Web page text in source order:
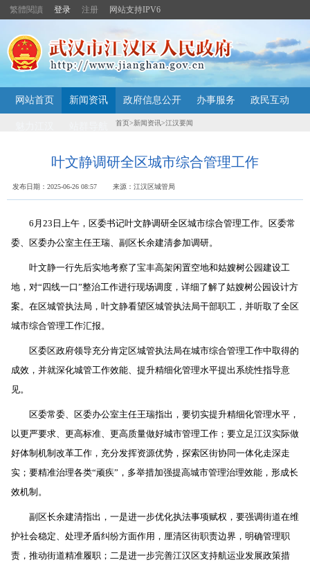
繁體閱讀 登录 注册 网站支持IPV6
网站首页 新闻资讯 政府信息公开 办事服务 政民互动
首页>新闻资讯>江汉要闻
叶文静调研全区城市综合管理工作
发布日期：2025-06-26 08:57 来源：江汉区城管局
6月23日上午，区委书记叶文静调研全区城市综合管理工作。区委常
委、区委办公室主任王瑞、副区长余建清参加调研。
叶文静一行先后实地考察了宝丰高架闲置空地和姑嫂树公园建设工
地，对“四线一口”整治工作进行现场调度，详细了解了姑嫂树公园设计方
案。在区城管执法局，叶文静看望区城管执法局干部职工，并听取了全区
城市综合管理工作汇报。
区委区政府领导充分肯定区城管执法局在城市综合管理工作中取得的
成效，并就深化城管工作效能、提升精细化管理水平提出系统性指导意
见。
区委常委、区委办公室主任王瑞指出，要切实提升精细化管理水平，
以更严要求、更高标准、更高质量做好城市管理工作；要立足江汉实际做
好体制机制改革工作，充分发挥资源优势，探索区街协同一体化走深走
实；要精准治理各类“顽疾”，多举措加强提高城市管理治理效能，形成长
效机制。
副区长余建清指出，一是进一步优化执法事项赋权，要强调街道在维
护社会稳定、处理矛盾纠纷方面作用，厘清区街职责边界，明确管理职
责，推动街道精准履职；二是进一步完善江汉区支持航运业发展政策措